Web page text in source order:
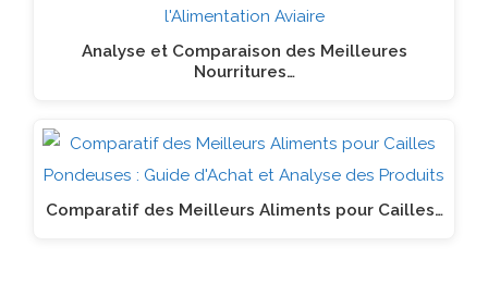
Analyse et Comparaison des Meilleures
Nourritures…
Comparatif des Meilleurs Aliments pour Cailles…